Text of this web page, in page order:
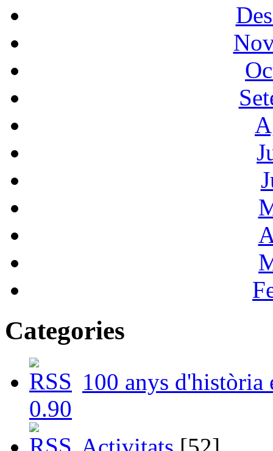
Categories
100 anys d'història